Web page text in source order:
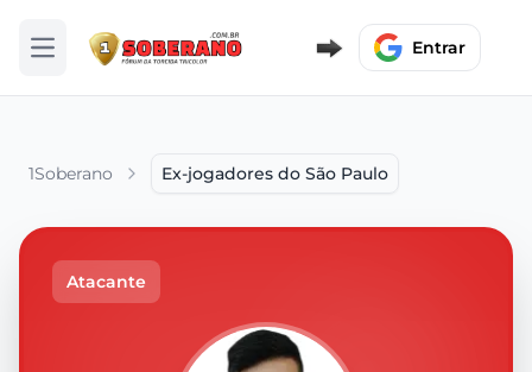
Abrir menu Entrar
1Soberano Ex-jogadores do São Paulo
Atacante